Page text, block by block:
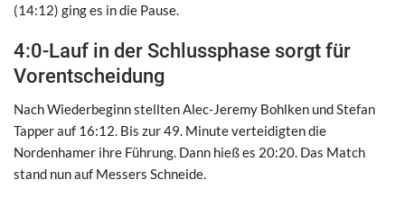
(14:12) ging es in die Pause.
4:0-Lauf in der Schlussphase sorgt für
Vorentscheidung
Nach Wiederbeginn stellten Alec-Jeremy Bohlken und Stefan
Tapper auf 16:12. Bis zur 49. Minute verteidigten die
Nordenhamer ihre Führung. Dann hieß es 20:20. Das Match
stand nun auf Messers Schneide.